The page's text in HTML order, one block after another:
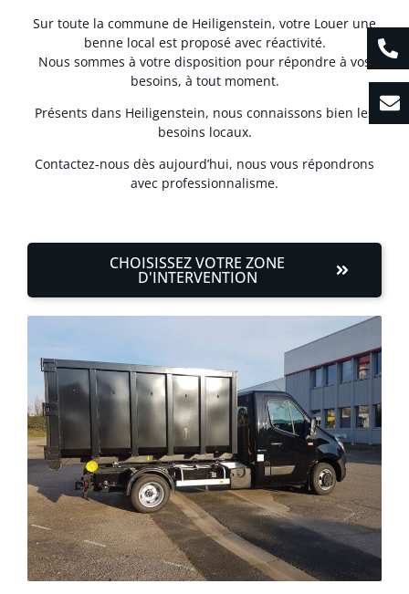
Sur toute la commune de Heiligenstein, votre Louer une
benne local est proposé avec réactivité.
Nous sommes à votre disposition pour répondre à vos
besoins, à tout moment.
Présents dans Heiligenstein, nous connaissons bien les
besoins locaux.
Contactez-nous dès aujourd’hui, nous vous répondrons
avec professionnalisme.
CHOISISSEZ VOTRE ZONE
D'INTERVENTION